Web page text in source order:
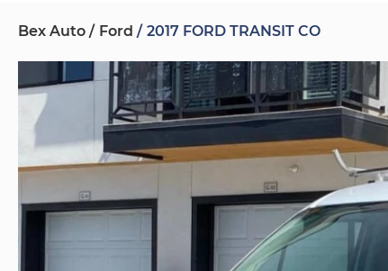
Bex Auto Ford 2017 FORD TRANSIT CO